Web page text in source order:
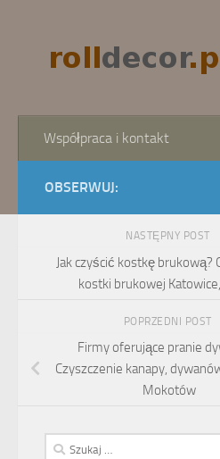
Współpraca i kontakt
OBSERWUJ:
NASTĘPNY POST
Jak czyścić kostkę brukową?
kostki brukowej
POPRZEDNI POST
Firmy oferujące pranie
Czyszczenie kanapy,
Mokotów
Szukaj: